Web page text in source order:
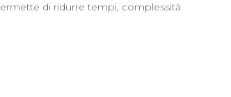
di ridurre tempi, complessità